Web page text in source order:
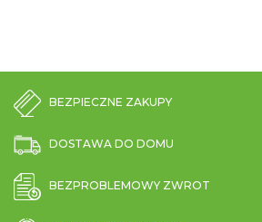
BEZPIECZNE ZAKUPY
DOSTAWA DO DOMU
BEZPROBLEMOWY ZWROT